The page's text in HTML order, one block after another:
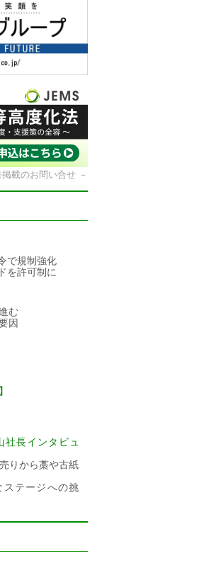
掲載のお問い合せ－
で規制強化
を許可制に
む
因
社長インタビュ
りから藁や古紙
ステージへの挑